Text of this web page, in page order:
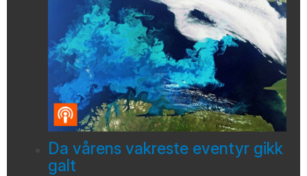
Da vårens vakreste eventyr gikk
galt